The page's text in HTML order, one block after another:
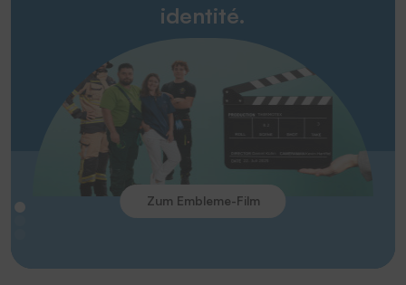
identité.
Zum Embleme-Film